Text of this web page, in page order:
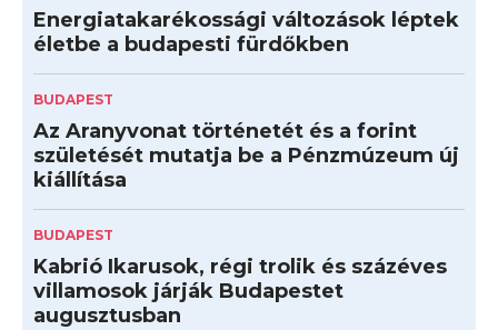
Energiatakarékossági változások léptek
életbe a budapesti fürdőkben
BUDAPEST
Az Aranyvonat történetét és a forint
születését mutatja be a Pénzmúzeum új
kiállítása
BUDAPEST
Kabrió Ikarusok, régi trolik és százéves
villamosok járják Budapestet
augusztusban